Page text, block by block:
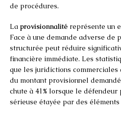
de procédures.
La provisionnalité représente un
Face à une demande adverse de
structurée peut réduire
financière immédiate. Les
que les juridictions commerciales
du montant provisionnel
chute à 41% lorsque le
sérieuse étayée par des